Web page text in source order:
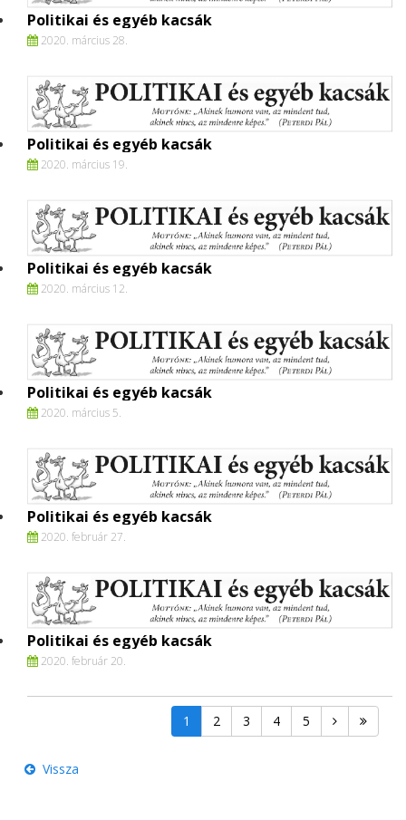
Politikai és egyéb kacsák
2020. március 28.
Politikai és egyéb kacsák
2020. március 19.
Politikai és egyéb kacsák
2020. március 12.
Politikai és egyéb kacsák
2020. március 5.
Politikai és egyéb kacsák
2020. február 27.
Politikai és egyéb kacsák
2020. február 20.
1 2 3 4 5
Vissza